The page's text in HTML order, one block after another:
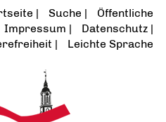
Suche
Öffentliche
Impressum
Datenschutz
Leichte Sprache